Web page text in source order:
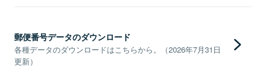
郵便番号データのダウンロード
各種データのダウンロードはこちらから。（2026年7月31日
更新）